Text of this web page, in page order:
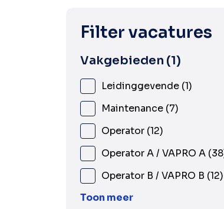
Filter vacatures
Vakgebieden 1
Leidinggevende 1
Maintenance 7
Operator 12
Operator A / VAPRO A 38
Operator B / VAPRO B 12
Toon meer